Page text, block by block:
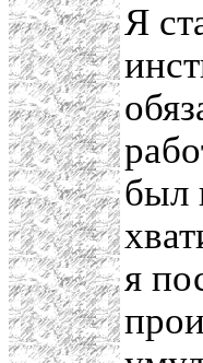
Я
был
я